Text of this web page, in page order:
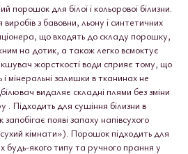
порошок для білої і кольорової білизни.
з бавовни, льону і синтетичних
що входять до складу порошку,
на дотик, а також легко всмоктує
жорсткості води сприяє тому, що
мінеральні залишки в тканинах не
видаляє складні плями без зміни
. Підходить для сушіння білизни в
появі запаху напівсухого
кімнати»). Порошок підходить для
якого типу та ручного прання у